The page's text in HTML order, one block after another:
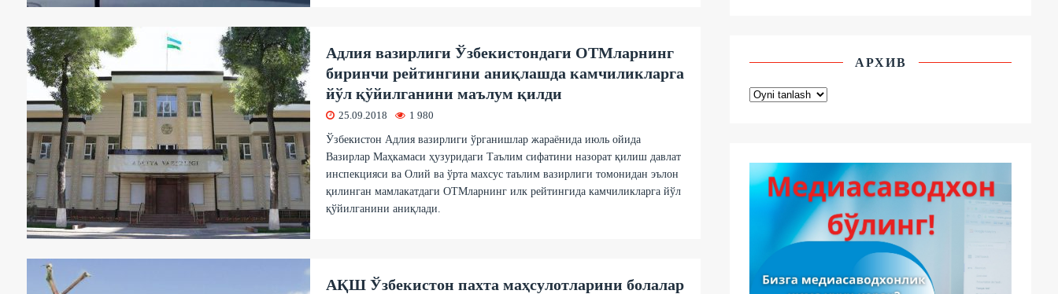
Адлия вазирлиги Ўзбекистондаги ОТМларнинг
биринчи рейтингини аниқлашда камчиликларга
йўл қўйилганини маълум қилди
25.09.2018 1 980
Ўзбекистон Адлия вазирлиги ўрганишлар жараёнида июль ойида
Вазирлар Маҳкамаси ҳузуридаги Таълим сифатини назорат қилиш давлат
инспекцияси ва Олий ва ўрта махсус таълим вазирлиги томонидан эълон
қилинган мамлакатдаги ОТМларнинг илк рейтингида камчиликларга йўл
қўйилганини аниқлади.
АҚШ Ўзбекистон пахта маҳсулотларини болалар
АРХИВ